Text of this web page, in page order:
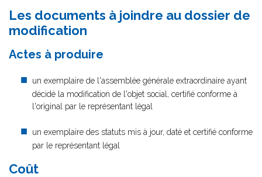
Les documents à joindre au dossier de
modification
Actes à produire
un exemplaire de l'assemblée générale extraordinaire ayant
décidé la modification de l'objet social, certifié conforme à
l'original par le représentant légal
un exemplaire des statuts mis à jour, daté et certifié conforme
par le représentant légal
Coût